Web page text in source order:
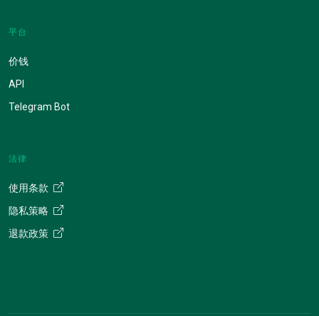
平台
价钱
API
Telegram Bot
法律
使用条款
隐私策略
退款政策